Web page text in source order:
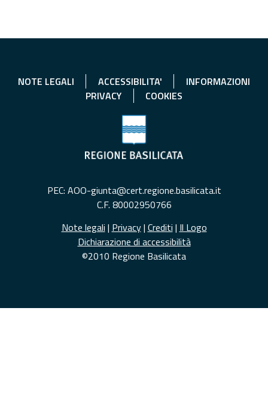
NOTE LEGALI ACCESSIBILITA'
INFORMAZIONI
PRIVACY
COOKIES
PEC: AOO-giunta@cert.regione.basilicata.it
C.F. 80002950766
Note legali | Privacy| Crediti | Il Logo
Dichiarazione di accessibilità
©2010 Regione Basilicata